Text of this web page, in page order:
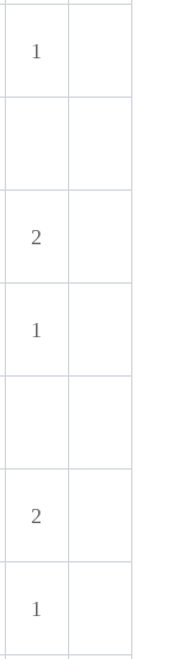
1
2
1
2
1